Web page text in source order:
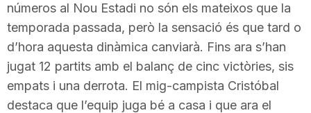
r
números al Nou Estadi no són els mateixos que la
temporada passada, però la sensació és que tard o
d’hora aquesta dinàmica canviarà. Fins ara s’han
jugat 12 partits amb el balanç de cinc victòries, sis
empats i una derrota. El mig-campista Cristóbal
destaca que l’equip juga bé a casa i que ara el